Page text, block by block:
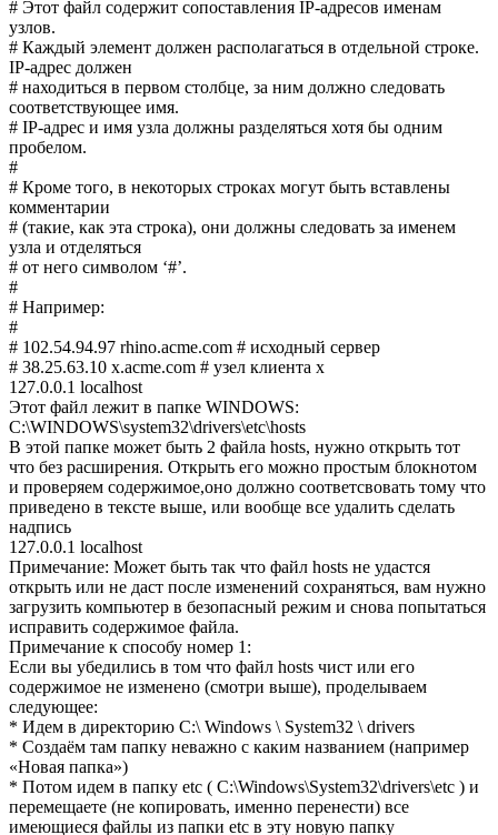
# Этот файл содержит сопоставления IP-адресов именам
узлов.
# Каждый элемент должен располагаться в отдельной строке.
IP-адрес должен
# находиться в первом столбце, за ним должно следовать
соответствующее имя.
# IP-адрес и имя узла должны разделяться хотя бы одним
пробелом.
#
# Кроме того, в некоторых строках могут быть вставлены
комментарии
# (такие, как эта строка), они должны следовать за именем
узла и отделяться
# от него символом ‘#’.
#
# Например:
#
# 102.54.94.97 rhino.acme.com # исходный сервер
# 38.25.63.10 x.acme.com # узел клиента x
127.0.0.1 localhost
Этот файл лежит в папке WINDOWS:
C:\WINDOWS\system32\drivers\etc\hosts
В этой папке может быть 2 файла hosts, нужно открыть тот
что без расширения. Открыть его можно простым блокнотом
и проверяем содержимое,оно должно соответсвовать тому что
приведено в тексте выше, или вообще все удалить сделать
надпись
127.0.0.1 localhost
Примечание: Может быть так что файл hosts не удастся
открыть или не даст после изменений сохраняться, вам нужно
загрузить компьютер в безопасный режим и снова попытаться
исправить содержимое файла.
Примечание к способу номер 1:
Если вы убедились в том что файл hosts чист или его
содержимое не изменено (смотри выше), проделываем
следующее:
* Идем в директорию C:\ Windоws \ Systеm32 \ drivers
* Создaём там папку неважно с каким названием (например
«Новая папка»)
* Потом идем в пaпку etc ( C:\Windows\System32\drivers\etc ) и
пeремещаете (не копировать, именно перенести) все
имеющиеся файлы из папки etc в эту новую папку